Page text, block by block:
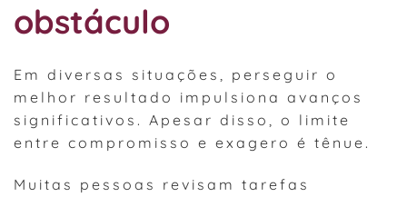
obstáculo
Em diversas situações, perseguir o
melhor resultado impulsiona avanços
significativos. Apesar disso, o limite
entre compromisso e exagero é tênue.
Muitas pessoas revisam tarefas